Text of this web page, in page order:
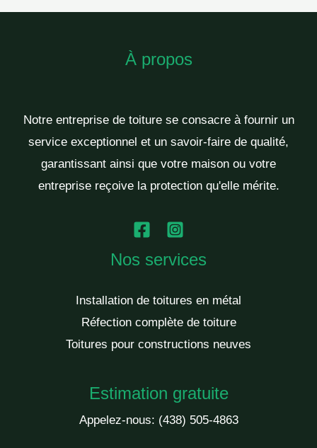
À propos
Notre entreprise de toiture se consacre à fournir un
service exceptionnel et un savoir-faire de qualité,
garantissant ainsi que votre maison ou votre
entreprise reçoive la protection qu'elle mérite.
Nos services
Installation de toitures en métal
Réfection complète de toiture
Toitures pour constructions neuves
Estimation gratuite
Appelez-nous: (438) 505-4863